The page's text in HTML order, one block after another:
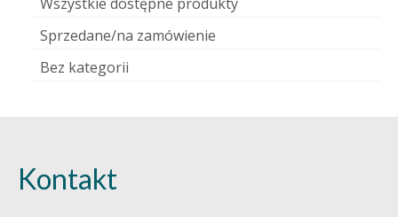
Sprzedane/na zamówienie
Bez kategorii
Kontakt